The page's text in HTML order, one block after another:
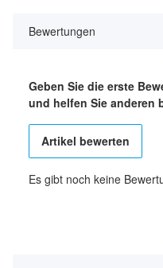
Bewertungen
Geben Sie die erste
und helfen Sie anderen
Artikel bewerten
Es gibt noch keine